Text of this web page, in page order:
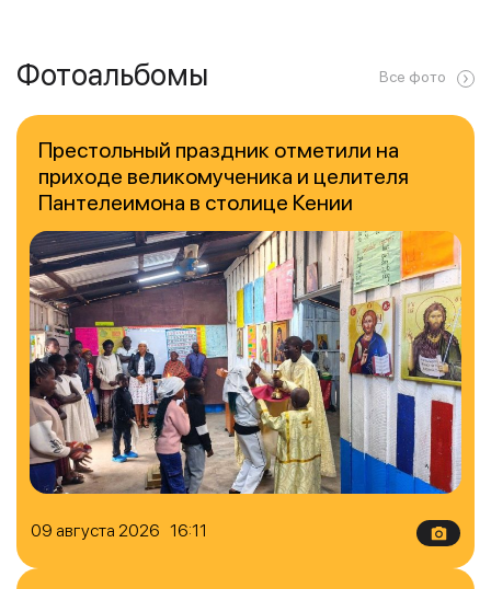
Фотоальбомы Все фото
09 августа 2026 16:11
Престольный праздник отметили на
приходе великомученика и целителя
Пантелеимона в столице Кении